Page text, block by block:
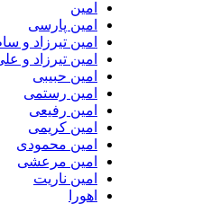
امین پارسی
امین تیرزاد و سام سهراب
امین تیرزاد و علی فلاح
امین حبیبی
امین رستمی
امین رفیعی
امین کریمی
امین محمودی
امین مرعشی
امین ناریت